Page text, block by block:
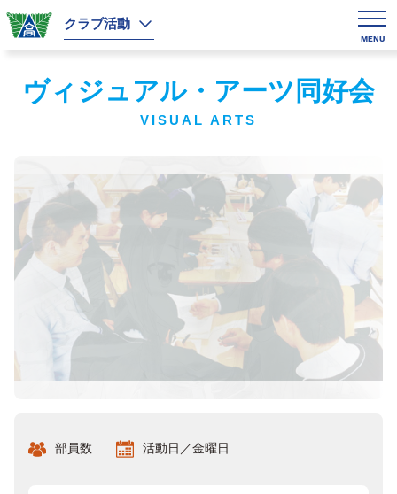
MENU
クラブ活動
ヴィジュアル・アーツ同好会
VISUAL ARTS
部員数 活動日／金曜日